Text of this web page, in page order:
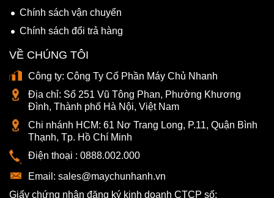
Chính sách vận chuyển
Chính sách đổi trả hàng
VỀ CHÚNG TÔI
Công ty: Công Ty Cổ Phần Máy Chủ Nhanh
Địa chỉ: Số 251 Vũ Tông Phan, Phường Khương
Đình, Thành phố Hà Nội, Việt Nam
Chi nhánh HCM: 61 Nơ Trang Long, P.11, Quận Bình
Thạnh, Tp. Hồ Chí Minh
Điện thoại : 0888.002.000
Email: sales@maychunhanh.vn
Giấy chứng nhận đăng ký kinh doanh CTCP số: